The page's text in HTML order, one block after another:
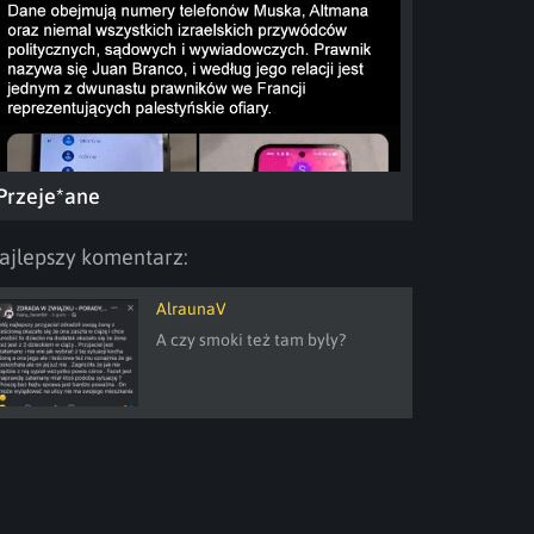
komentarz:
AlraunaV
A czy smoki też tam były?